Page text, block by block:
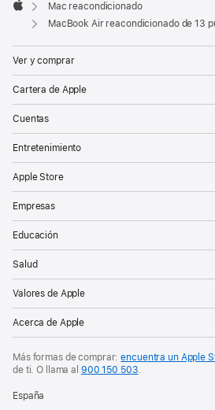
Apple
Mac reacondicionado
MacBook Air reacondicionado de 13 pulgadas con chip M4 de
Ver y comprar
Cartera de Apple
Cuentas
Entretenimiento
Apple Store
Empresas
Educación
Salud
Valores de Apple
Acerca de Apple
Más formas de comprar:encuentra un Apple
de ti. O
llama al 900 150 503.
España